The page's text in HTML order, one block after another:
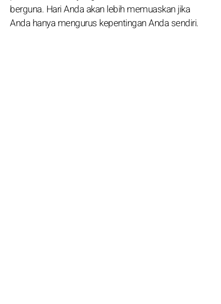
berguna. Hari Anda akan lebih memuaskan jika
Anda hanya mengurus kepentingan Anda sendiri.